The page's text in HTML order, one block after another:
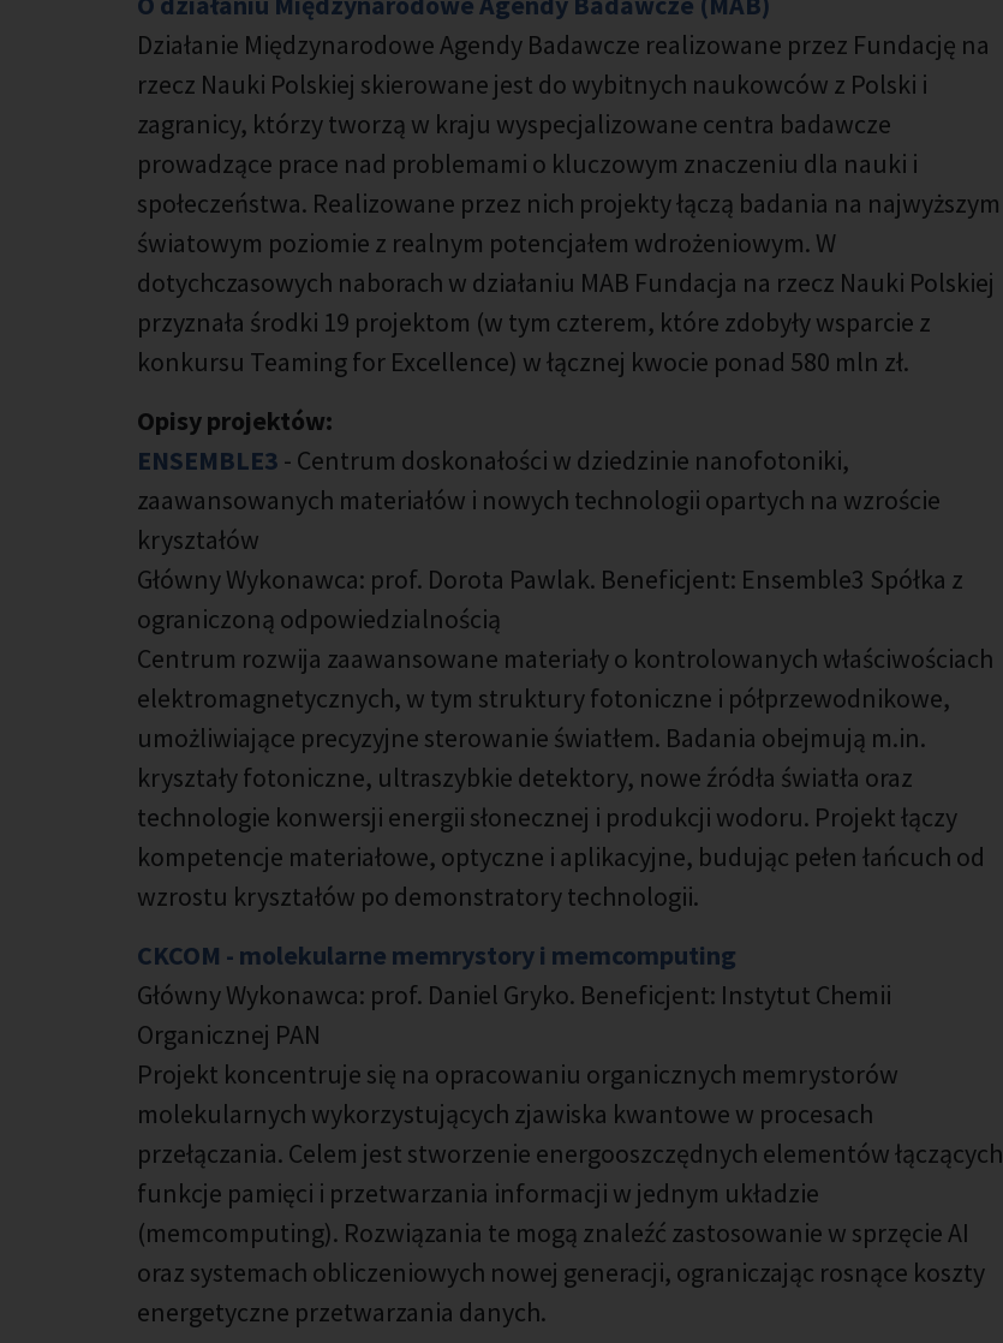
Działanie Międzynarodowe Agendy Badawcze realizowane przez Fundację na
rzecz Nauki Polskiej skierowane jest do wybitnych naukowców z Polski i
zagranicy, którzy tworzą w kraju wyspecjalizowane centra badawcze
prowadzące prace nad problemami o kluczowym znaczeniu dla nauki i
społeczeństwa. Realizowane przez nich projekty łączą badania na najwyższym
światowym poziomie z realnym potencjałem wdrożeniowym. W
dotychczasowych naborach w działaniu MAB Fundacja na rzecz Nauki Polskiej
przyznała środki 19 projektom (w tym czterem, które zdobyły wsparcie z
konkursu Teaming for Excellence) w łącznej kwocie ponad 580 mln zł.
Opisy projektów:
ENSEMBLE3 - Centrum doskonałości w dziedzinie nanofotoniki,
zaawansowanych materiałów i nowych technologii opartych na wzroście
kryształów
Główny Wykonawca: prof. Dorota Pawlak. Beneficjent: Ensemble3 Spółka z
ograniczoną odpowiedzialnością
Centrum rozwija zaawansowane materiały o kontrolowanych właściwościach
elektromagnetycznych, w tym struktury fotoniczne i półprzewodnikowe,
umożliwiające precyzyjne sterowanie światłem. Badania obejmują m.in.
kryształy fotoniczne, ultraszybkie detektory, nowe źródła światła oraz
technologie konwersji energii słonecznej i produkcji wodoru. Projekt łączy
kompetencje materiałowe, optyczne i aplikacyjne, budując pełen łańcuch od
wzrostu kryształów po demonstratory technologii.
CKCOM - molekularne memrystory i memcomputing
Główny Wykonawca: prof. Daniel Gryko. Beneficjent: Instytut Chemii
Organicznej PAN
Projekt koncentruje się na opracowaniu organicznych memrystorów
molekularnych wykorzystujących zjawiska kwantowe w procesach
przełączania. Celem jest stworzenie energooszczędnych elementów łączących
funkcje pamięci i przetwarzania informacji w jednym układzie
(memcomputing). Rozwiązania te mogą znaleźć zastosowanie w sprzęcie AI
oraz systemach obliczeniowych nowej generacji, ograniczając rosnące koszty
energetyczne przetwarzania danych.